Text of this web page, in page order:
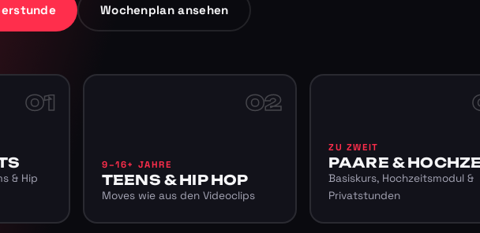
Wochenplan ansehen
01
& Hip
02
9–16+ JAHRE
TEENS & HIP HOP
Moves wie aus den Videoclips
ZU ZWEIT
PAARE &
Basiskurs, Hochzeitsmodul &
Privatstunden